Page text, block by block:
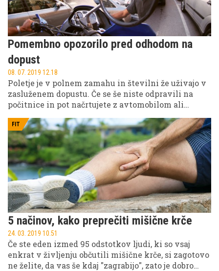
adrenalinsko doživetje. In prvi nagrajenec je ...
Pomembno opozorilo pred odhodom na
dopust
08. 07. 2019 12.18
Poletje je v polnem zamahu in številni že uživajo v
zasluženem dopustu. Če se še niste odpravili na
počitnice in pot načrtujete z avtomobilom ali
avtomobil najeli, vam toplo polagamo na srce, da v
prvi vrsti poskrbite za varnost na cesti. Le tako
bodo več kot zaslužene počitnice tudi popolnoma
brezskrbne. Enako velja, če se odpravljate zgolj na
krajši izlet ali konec koncev v službo in po dnevnih
opravkih.
FIT
5 načinov, kako preprečiti mišične krče
24. 03. 2019 10.51
Če ste eden izmed 95 odstotkov ljudi, ki so vsaj
enkrat v življenju občutili mišične krče, si zagotovo
ne želite, da vas še kdaj "zagrabijo", zato je dobro